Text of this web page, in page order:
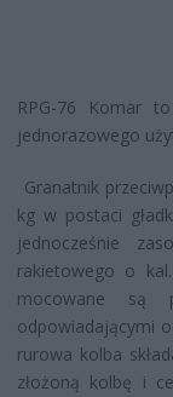
RPG-76 Komar
jednorazowego
Granatnik
kg w postaci
jednocześnie
rakietowego o
mocowane są
odpowiadającymi
rurowa kolba
złożoną kolbę i